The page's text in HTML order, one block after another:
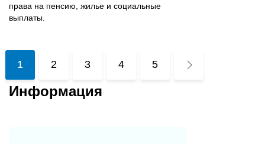
права на пенсию, жилье и социальные
выплаты.
1 2 3 4 5
Информация